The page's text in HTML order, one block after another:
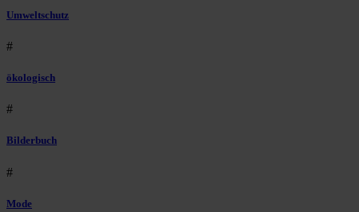
Umweltschutz
#
ökologisch
#
Bilderbuch
#
Mode